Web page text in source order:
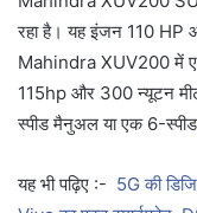
रहा है। यह इंजन 110 HP
Mahindra XUV200 में
115hp और 300 न्यूटन
स्पीड मैनुअल या एक 6-स्पीड
यह भी पढ़िए :- 5G की